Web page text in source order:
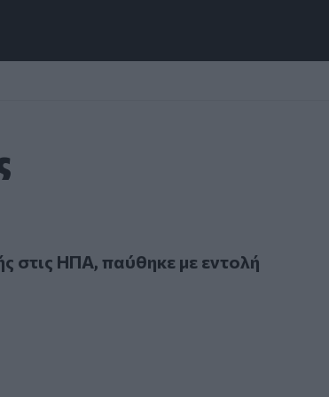
παύθηκε με εντολή Κιρ Στάρμερ
στις ΗΠΑ, παύθηκε με εντολή